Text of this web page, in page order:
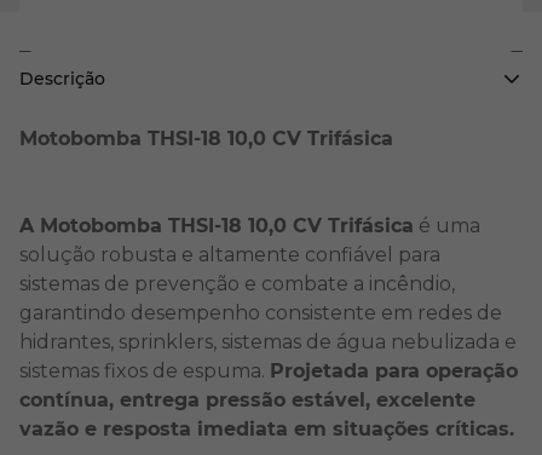
Descrição
Motobomba THSI-18 10,0 CV Trifásica
A Motobomba THSI-18 10,0 CV Trifásica é uma
solução robusta e altamente confiável para
sistemas de prevenção e combate a incêndio,
garantindo desempenho consistente em redes de
hidrantes, sprinklers, sistemas de água nebulizada e
sistemas fixos de espuma. Projetada para operação
contínua, entrega pressão estável, excelente
vazão e resposta imediata em situações críticas.